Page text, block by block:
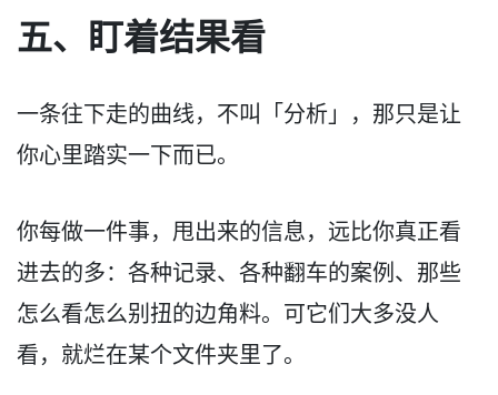
五、盯着结果看
一条往下走的曲线，不叫「分析」，那只是让
你心里踏实一下而已。
你每做一件事，甩出来的信息，远比你真正看
进去的多：各种记录、各种翻车的案例、那些
怎么看怎么别扭的边角料。可它们大多没人
看，就烂在某个文件夹里了。